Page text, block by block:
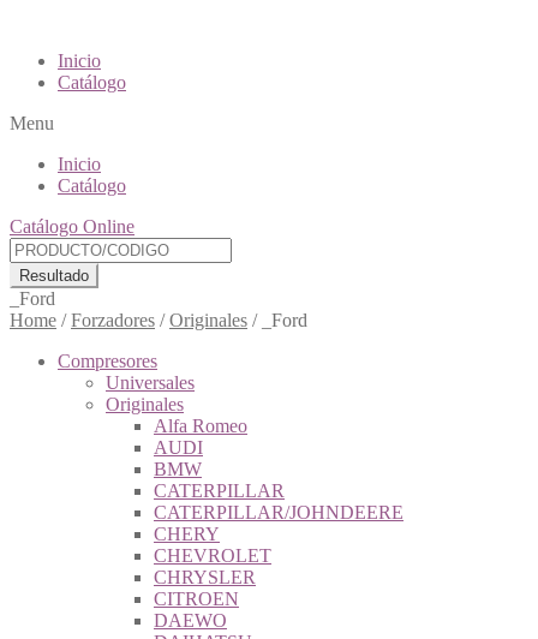
Inicio
Catálogo
Menu
Inicio
Catálogo
Catálogo Online
Resultado
_Ford
Home /Forzadores /Originales /
_Ford
Compresores
Universales
Originales
Alfa Romeo
AUDI
BMW
CATERPILLAR
CATERPILLAR/JOHNDEERE
CHERY
CHEVROLET
CHRYSLER
CITROEN
DAEWO